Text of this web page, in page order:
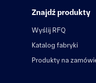
Znajdź produkty
Wyślij RFQ
Katalog fabryki
Produkty na